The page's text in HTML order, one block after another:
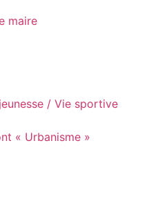
maire
/ Vie sportive
« Urbanisme »